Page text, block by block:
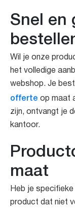
Snel en
Wil je onze
het volledige
webshop. Je
offerte op maat
zijn, ontvangt je
kantoor.
maat
Heb je
product dat niet